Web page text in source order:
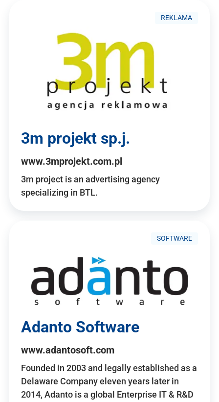
REKLAMA
3m projekt sp.j.
www.3mprojekt.com.pl
3m project is an advertising agency
specializing in BTL.
SOFTWARE
Adanto Software
www.adantosoft.com
Founded in 2003 and legally established as a
Delaware Company eleven years later in
2014, Adanto is a global Enterprise IT & R&D